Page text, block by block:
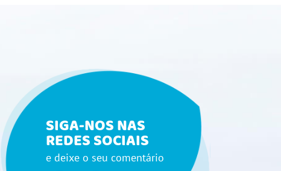
SIGA-NOS NAS
REDES SOCIAIS
e deixe o seu comentário